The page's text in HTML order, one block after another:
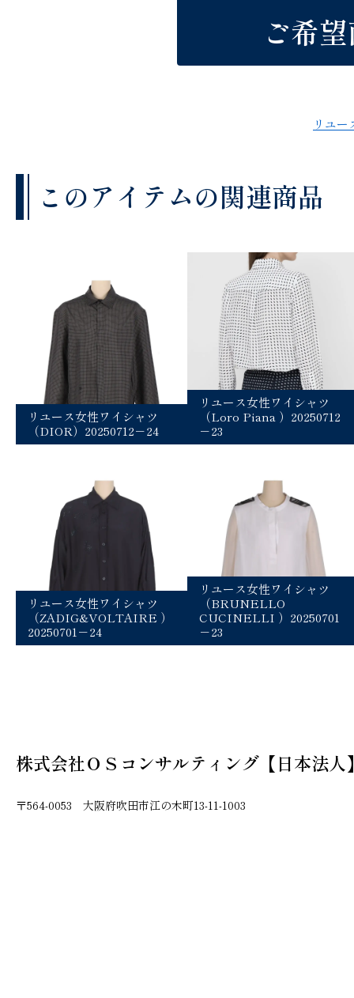
ご希
リユ
このアイテムの関連商品
リユース女性ワイシャツ
（DIOR）20250712－24
リユース女性ワイシャツ
（Loro Piana ）20250712
－23
リユース女性ワイシャツ
（ZADIG&VOLTAIRE ）
20250701－24
リユース女性ワイシャツ
（BRUNELLO
CUCINELLI ）20250701
－23
株式会社ＯＳコンサルティング【日本法人
〒564-0053 大阪府吹田市江の木町13-11-1003